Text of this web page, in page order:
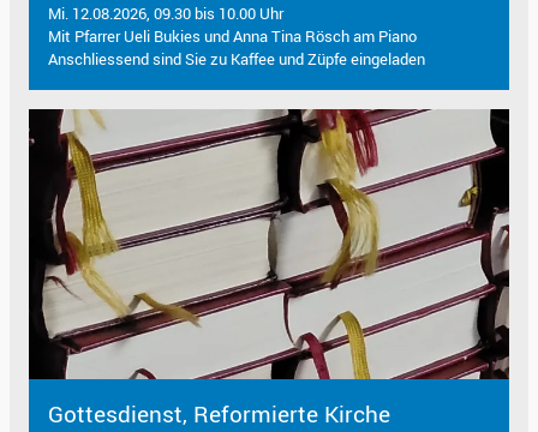
Mi. 12.08.2026, 09.30 bis 10.00 Uhr
Mit Pfarrer Ueli Bukies und Anna Tina Rösch am Piano
Anschliessend sind Sie zu Kaffee und Züpfe eingeladen
Gottesdienst, Reformierte Kirche